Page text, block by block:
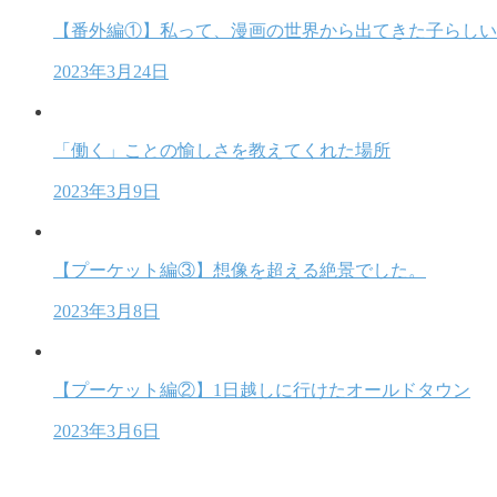
【番外編①】私って、漫画の世界から出てきた子らし
2023年3月24日
「働く」ことの愉しさを教えてくれた場所
2023年3月9日
【プーケット編③】想像を超える絶景でした。
2023年3月8日
【プーケット編②】1日越しに行けたオールドタウン
2023年3月6日